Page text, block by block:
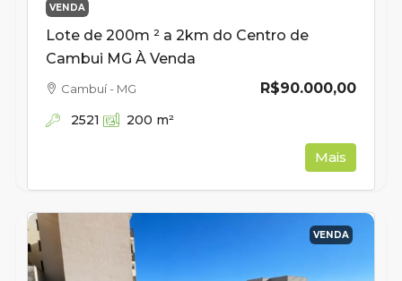
VENDA
Lote de 200m ² a 2km do Centro de
Cambui MG À Venda
R$90.000,00
Cambuí - MG
2521 200 m²
Mais
VENDA